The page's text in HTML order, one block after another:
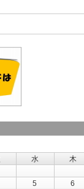
水 木
5 6